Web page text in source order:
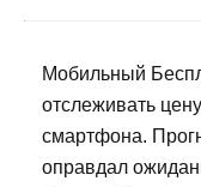
Мобильный
отслеживать
смартфона.
оправдал